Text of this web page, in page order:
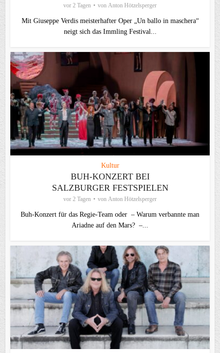
vor 2 Tagen von Anton Hötzelsperger
Mit Giuseppe Verdis meisterhafter Oper „Un ballo in maschera“
neigt sich das Immling Festival...
Kultur
BUH-KONZERT BEI
SALZBURGER FESTSPIELEN
vor 2 Tagen von Anton Hötzelsperger
Buh-Konzert für das Regie-Team oder – Warum verbannte man
Ariadne auf den Mars? –...